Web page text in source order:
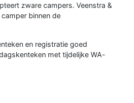
zware campers. Veenstra &
binnen de
en registratie goed
met tijdelijke WA-